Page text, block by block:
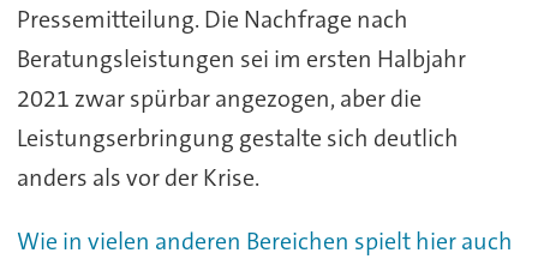
Pressemitteilung. Die Nachfrage nach
Beratungsleistungen sei im ersten Halbjahr
2021 zwar spürbar angezogen, aber die
Leistungserbringung gestalte sich deutlich
anders als vor der Krise.
Wie in vielen anderen Bereichen spielt hier auch